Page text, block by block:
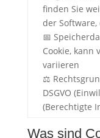
finden Sie
der Software,
📅
Cookie, kann
variieren
⚖️
DSGVO
(Berechtigte
Was sind